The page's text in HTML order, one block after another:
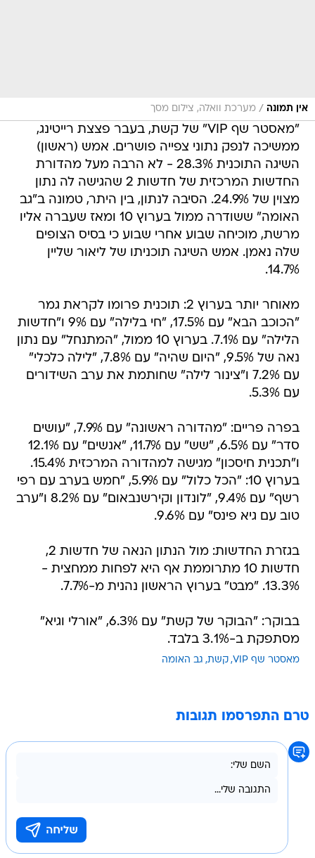
אין תמונה / מערכת וואלה, צילום מסך
"מאסטר שף VIP" של קשת, בעבר פצצת רייטינג,
ממשיכה לנפק נתוני צפייה פושרים. אמש (ראשון)
השיגה התוכנית 28.3% - לא הרבה מעל מהדורת
החדשות המרכזית של חדשות 2 שהגישה לה נתון
מצוין של 24.9%. הסיבה לנתון, בין היתר, טמונה ב"גב
האומה" ששודרה ממול בערוץ 10 ומאז שעברה אליו
מרשת, מוכיחה שבוע אחרי שבוע כי בסיס הצופים
שלה נאמן. אמש השיגה תוכניתו של ליאור שליין
14.7%.
מאוחר יותר בערוץ 2: תוכנית פרומו לקראת גמר
"הכוכב הבא" עם 17.5%, "חי בלילה" עם 9% ו"חדשות
הלילה" עם 7.1%. בערוץ 10 ממול, "המתנחל" עם נתון
נאה של 9.5%, "היום שהיה" עם 7.8%, "לילה כלכלי"
עם 7.2% ו"צינור לילה" שחותמת את ערב השידורים
עם 5.3%.
בפרה פריים: "מהדורה ראשונה" עם 7.9%, "עושים
סדר" עם 6.5%, "שש" עם 11.7%, "אנשים" עם 12.1%
ו"תכנית חיסכון" מגישה למהדורה המרכזית 15.4%.
בערוץ 10: "הכל כלול" עם 5.9%, "חמש בערב עם רפי
רשף" עם 9.4%, "לונדון וקירשנבאום" עם 8.2% ו"ערב
טוב עם גיא פינס" עם 9.6%.
בגזרת החדשות: מול הנתון הנאה של חדשות 2,
חדשות 10 מתרוממת אף היא לפחות ממחצית -
13.3%. "מבט" בערוץ הראשון נהנית מ-7.7%.
בבוקר: "הבוקר של קשת" עם 6.3%, "אורלי וגיא"
מסתפקת ב-3.1% בלבד.
מאסטר שף VIP קשת גב האומה
טרם התפרסמו תגובות